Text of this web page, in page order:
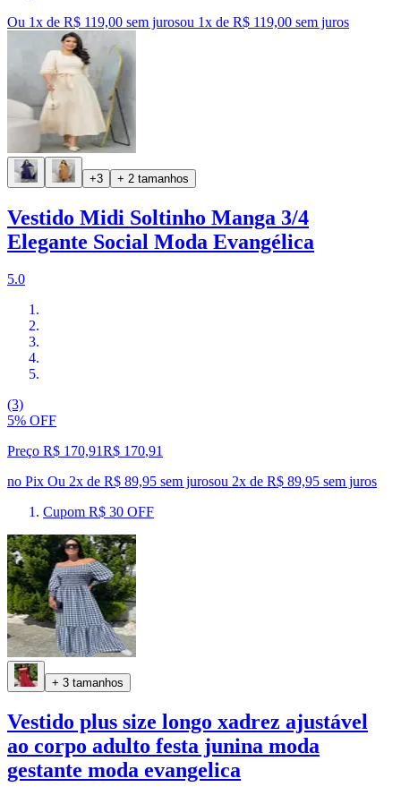
Ou 1x de R$ 119,00 sem jurosou 1x de R$ 119,00 sem juros
+3 + 2 tamanhos
Vestido Midi Soltinho Manga 3/4
Elegante Social Moda Evangélica
5.0
(3)
5% OFF
Preço R$ 170,91R$ 170,91
no Pix Ou 2x de R$ 89,95 sem jurosou 2x de R$ 89,95 sem juros
Cupom R$ 30 OFF
+ 3 tamanhos
Vestido plus size longo xadrez ajustável
ao corpo adulto festa junina moda
gestante moda evangelica